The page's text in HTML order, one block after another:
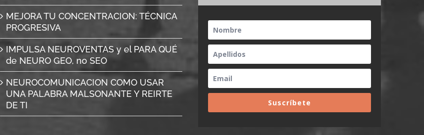
MEJORA TU CONCENTRACION: TÉCNICA
PROGRESIVA
IMPULSA NEUROVENTAS y el PARA QUÉ
de NEURO GEO, no SEO
NEUROCOMUNICACION COMO USAR
UNA PALABRA MALSONANTE Y REIRTE
DE TI
Suscríbete